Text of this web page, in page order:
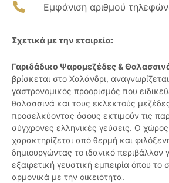
Εμφάνιση αριθμού
Σχετικά με την εταιρεία:
Γαριδάδικο Ψαρομεζέδες &
βρίσκεται στο Χαλάνδρι,
γαστρονομικός προορισμός που
θαλασσινά και τους εκλεκτούς
προσελκύοντας όσους εκτιμούν τις
σύγχρονες ελληνικές γεύσεις. Ο χώρος
χαρακτηρίζεται από θερμή και
δημιουργώντας το ιδανικό περιβάλλον
εξαιρετική γευστική εμπειρία όπου το
αρμονικά με την οικειότητα.